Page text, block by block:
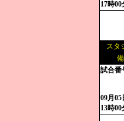
17時00
スタ
試合番
09月05
13時00